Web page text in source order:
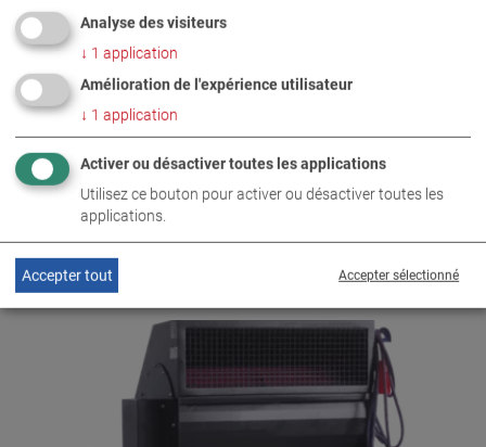
AIR 7/2
VP 160006
Analyse des visiteurs
↓ 1 application
Amélioration de l'expérience utilisateur
↓ 1 application
Activer ou désactiver toutes les applications
Utilisez ce bouton pour activer ou désactiver toutes les
applications.
Accepter sélectionné
Accepter tout